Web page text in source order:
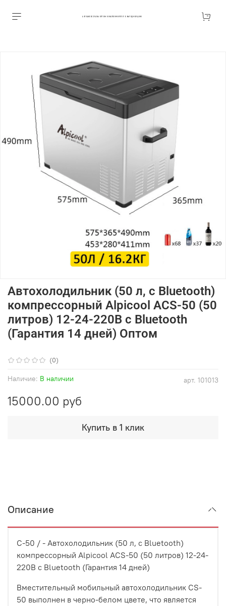
АВТОАКСЕССУАРЫ ОПТОМ В ЕКАТЕРИНБУРГЕ ПО ВЫГОДНОЙ ЦЕНЕ
(0)
арт. 101013
Наличие: В наличии
Автохолодильник (50 л, с Bluetooth)
компрессорный Alpicool ACS-50 (50
литров) 12-24-220В с Bluetooth
(Гарантия 14 дней) Оптом
15000.00 руб
Купить в 1 клик
Описание
C-50 / - Автохолодильник (50 л, с Bluetooth)
компрессорный Alpicool ACS-50 (50 литров) 12-24-
220В с Bluetooth (Гарантия 14 дней)
Вместительный мобильный автохолодильник CS-
50 выполнен в черно-белом цвете, что является